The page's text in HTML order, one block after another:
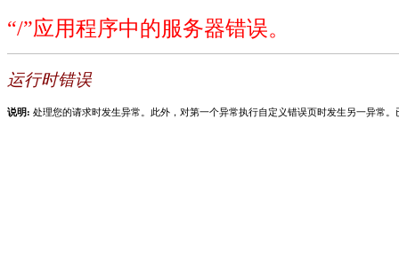
“/”应用程序中的服务器错误。
运行时错误
说明: 处理您的请求时发生异常。此外，对第一个异常执行自定义错误页时发生另一异常。